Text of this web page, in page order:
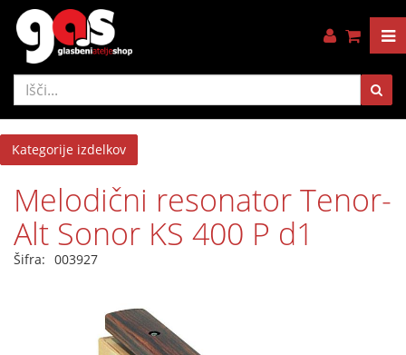
Kategorije izdelkov
Melodični resonator Tenor-
Alt Sonor KS 400 P d1
Šifra: 003927